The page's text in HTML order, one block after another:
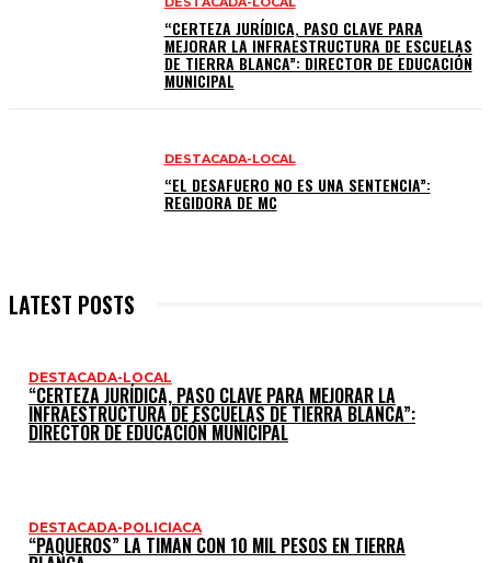
“CERTEZA JURÍDICA, PASO CLAVE PARA
MEJORAR LA INFRAESTRUCTURA DE ESCUELAS
DE TIERRA BLANCA”: DIRECTOR DE EDUCACIÓN
MUNICIPAL
DESTACADA-LOCAL
“EL DESAFUERO NO ES UNA SENTENCIA”:
REGIDORA DE MC
LATEST POSTS
DESTACADA-LOCAL
“CERTEZA JURÍDICA, PASO CLAVE PARA MEJORAR LA
INFRAESTRUCTURA DE ESCUELAS DE TIERRA BLANCA”:
DIRECTOR DE EDUCACIÓN MUNICIPAL
DESTACADA-POLICIACA
“PAQUEROS” LA TIMAN CON 10 MIL PESOS EN TIERRA